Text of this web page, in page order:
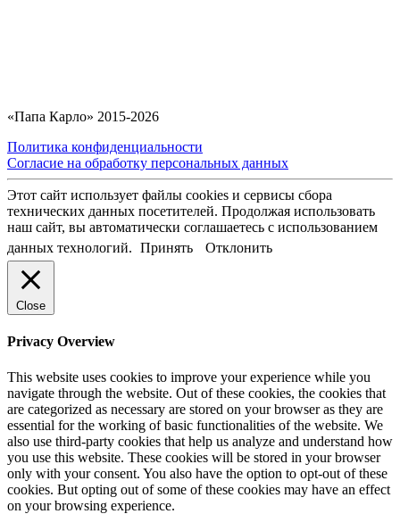
«Папа Карло» 2015-2026
Политика конфиденциальности
Согласие на обработку персональных данных
Этот сайт использует файлы cookies и сервисы сбора
технических данных посетителей. Продолжая использовать
наш сайт, вы автоматически соглашаетесь с использованием
данных технологий. Принять Отклонить
Close
Privacy Overview
This website uses cookies to improve your experience while you
navigate through the website. Out of these cookies, the cookies that
are categorized as necessary are stored on your browser as they are
essential for the working of basic functionalities of the website. We
also use third-party cookies that help us analyze and understand how
you use this website. These cookies will be stored in your browser
only with your consent. You also have the option to opt-out of these
cookies. But opting out of some of these cookies may have an effect
on your browsing experience.